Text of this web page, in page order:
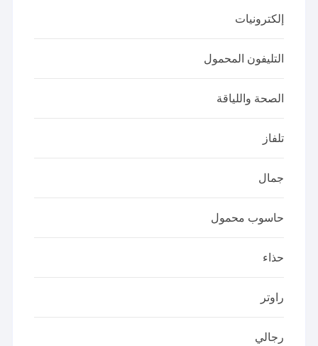
إلكترونيات
التليفون المحمول
الصحة واللياقة
تلفاز
جمال
حاسوب محمول
حذاء
راوتر
رجالي